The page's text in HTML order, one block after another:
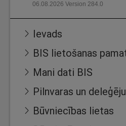
06.08.2026 Version 284.0
Ievads
BIS lietošanas
Mani dati BIS
Pilnvaras un
Būvniecības lietas